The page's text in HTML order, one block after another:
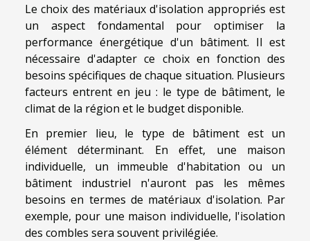
Le choix des matériaux d'isolation appropriés est
un aspect fondamental pour optimiser la
performance énergétique d'un bâtiment. Il est
nécessaire d'adapter ce choix en fonction des
besoins spécifiques de chaque situation. Plusieurs
facteurs entrent en jeu : le type de bâtiment, le
climat de la région et le budget disponible.
En premier lieu, le type de bâtiment est un
élément déterminant. En effet, une maison
individuelle, un immeuble d'habitation ou un
bâtiment industriel n'auront pas les mêmes
besoins en termes de matériaux d'isolation. Par
exemple, pour une maison individuelle, l'isolation
des combles sera souvent privilégiée.